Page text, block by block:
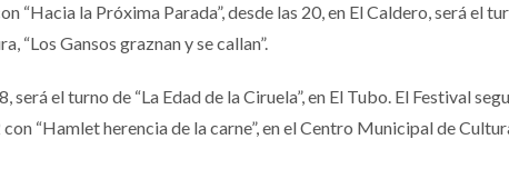
“Hacia la Próxima Parada”, desde las 20, en El Caldero, será el
“Los Gansos graznan y se callan”.
será el turno de “La Edad de la Ciruela”, en El Tubo. El Festival
“Hamlet herencia de la carne”, en el Centro Municipal de